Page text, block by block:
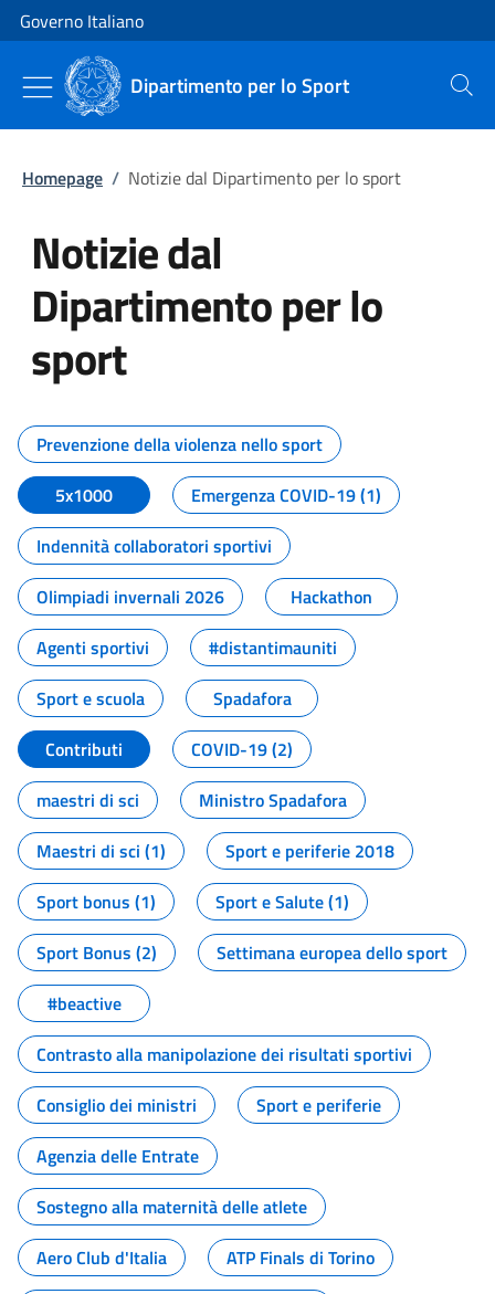
Vai al contenuto
Vai alla navigazione del sito
Governo Italiano
Dipartimento per lo Sport Cerca
Homepage / Notizie dal Dipartimento per lo sport
Notizie dal
Dipartimento per lo
sport
Tutti i contenuti della pagina
Prevenzione della violenza nello sport
5x1000
Emergenza COVID-19 (1)
Indennità collaboratori sportivi
Olimpiadi invernali 2026
Hackathon
Agenti sportivi
#distantimauniti
Sport e scuola
Spadafora
Contributi
COVID-19 (2)
maestri di sci
Ministro Spadafora
Maestri di sci (1)
Sport e periferie 2018
Sport bonus (1)
Sport e Salute (1)
Sport Bonus (2)
Settimana europea dello sport
#beactive
Contrasto alla manipolazione dei risultati sportivi
Consiglio dei ministri
Sport e periferie
Agenzia delle Entrate
Sostegno alla maternità delle atlete
Aero Club d'Italia
ATP Finals di Torino